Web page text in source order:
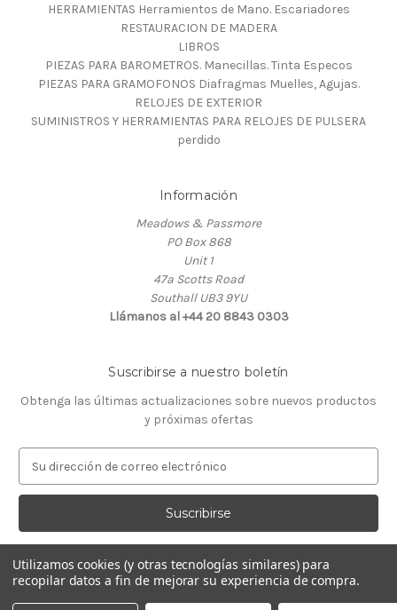
HERRAMIENTAS Herramientos de Mano. Escariadores
RESTAURACION DE MADERA
LIBROS
PIEZAS PARA BAROMETROS. Manecillas. Tinta Especos
PIEZAS PARA GRAMOFONOS Diafragmas Muelles, Agujas.
RELOJES DE EXTERIOR
SUMINISTROS Y HERRAMIENTAS PARA RELOJES DE PULSERA
perdido
Información
Meadows & Passmore
PO Box 868
Unit 1
47a Scotts Road
Southall UB3 9YU
Llámanos al +44 20 8843 0303
Suscribirse a nuestro boletín
Obtenga las últimas actualizaciones sobre nuevos productos
y próximas ofertas
r
c
i
ó
n
© 2026 Almacén de Relojeros
Utilizamos cookies (y otras tecnologías similares) para
recopilar datos a fin de mejorar su experiencia de compra.